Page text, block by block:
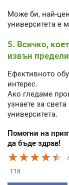
Може би, най-
университета е
5. Всичко,
извън
Ефективното
интерес.
Ако гледаме
узнаете за
университета.
Помогни на
да бъде здрав!
★★★★★
★★★★★
★★★★★
118